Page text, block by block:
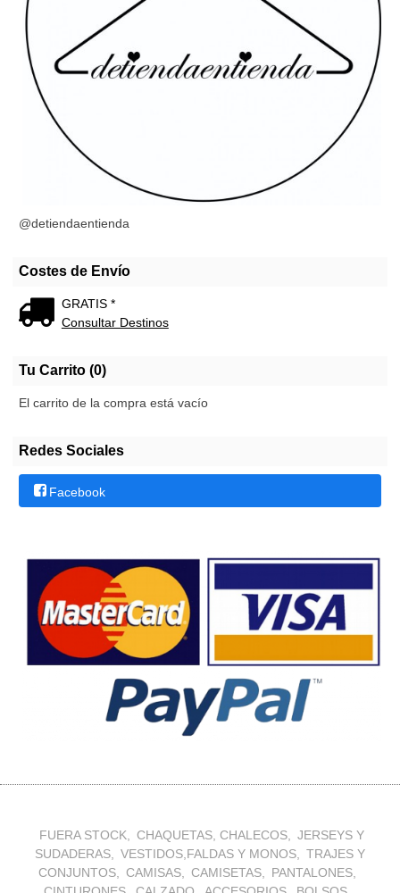
@detiendaentienda
Costes de Envío
GRATIS *
Consultar Destinos
Tu Carrito (0)
El carrito de la compra está vacío
Redes Sociales
Facebook
FUERA STOCK CHAQUETAS, CHALECOS
JERSEYS Y
SUDADERAS
VESTIDOS,FALDAS Y MONOS
TRAJES Y
CONJUNTOS
CAMISAS CAMISETAS
PANTALONES